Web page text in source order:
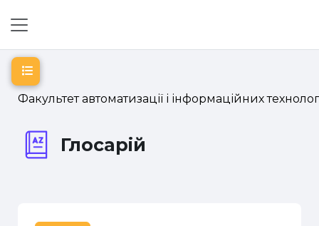
Факультет автоматизації і інформаційних
Глосарій
Відкритий покажчик курсу